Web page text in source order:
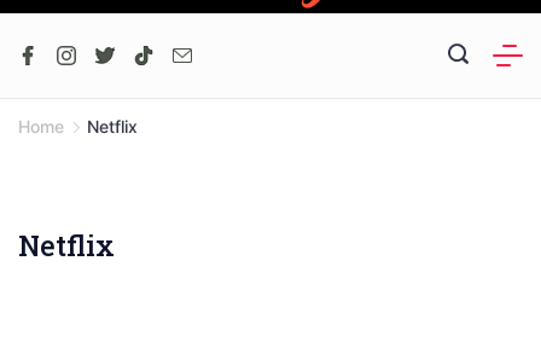
Home Netflix
Netflix